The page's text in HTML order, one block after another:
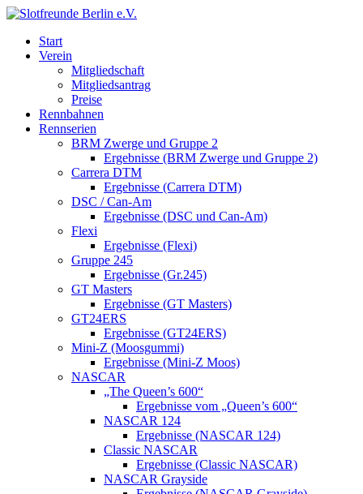
Start
Verein
Mitgliedschaft
Mitgliedsantrag
Preise
Rennbahnen
Rennserien
BRM Zwerge und Gruppe 2
Ergebnisse (BRM Zwerge und Gruppe 2)
Carrera DTM
Ergebnisse (Carrera DTM)
DSC / Can-Am
Ergebnisse (DSC und Can-Am)
Flexi
Ergebnisse (Flexi)
Gruppe 245
Ergebnisse (Gr.245)
GT Masters
Ergebnisse (GT Masters)
GT24ERS
Ergebnisse (GT24ERS)
Mini-Z (Moosgummi)
Ergebnisse (Mini-Z Moos)
NASCAR
„The Queen’s 600“
Ergebnisse vom „Queen’s 600“
NASCAR 124
Ergebnisse (NASCAR 124)
Classic NASCAR
Ergebnisse (Classic NASCAR)
NASCAR Grayside